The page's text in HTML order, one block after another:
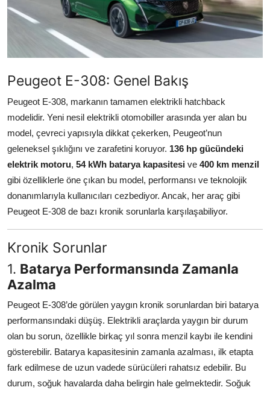
Kiralama & Filo
Sürüş & Güvenlik
Lastik & Jant
Yağlar & Sıvılar
LPG & Yakıt
Elektrik & Akü
Klima & Konfor
Aydınlatma & Görüş
Şanzıman & Aktarma
Dizel Sistemler
Multimedya & Elektronik
Peugeot E-308: Genel Bakış
Peugeot E-308, markanın tamamen elektrikli hatchback
modelidir. Yeni nesil elektrikli otomobiller arasında yer alan bu
model, çevreci yapısıyla dikkat çekerken, Peugeot’nun
geleneksel şıklığını ve zarafetini koruyor. 136 hp gücündeki
elektrik motoru, 54 kWh batarya kapasitesi ve 400 km menzil
gibi özelliklerle öne çıkan bu model, performansı ve teknolojik
donanımlarıyla kullanıcıları cezbediyor. Ancak, her araç gibi
Peugeot E-308 de bazı kronik sorunlarla karşılaşabiliyor.
Kronik Sorunlar
1. Batarya Performansında Zamanla
Azalma
Peugeot E-308’de görülen yaygın kronik sorunlardan biri batarya
performansındaki düşüş. Elektrikli araçlarda yaygın bir durum
olan bu sorun, özellikle birkaç yıl sonra menzil kaybı ile kendini
gösterebilir. Batarya kapasitesinin zamanla azalması, ilk etapta
fark edilmese de uzun vadede sürücüleri rahatsız edebilir. Bu
durum, soğuk havalarda daha belirgin hale gelmektedir. Soğuk